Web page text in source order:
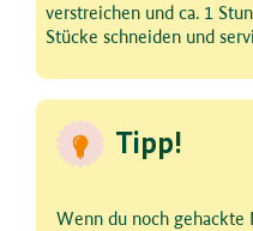
verstreichen und ca. 1
Stücke schneiden und
Tipp!
Wenn du noch gehackte